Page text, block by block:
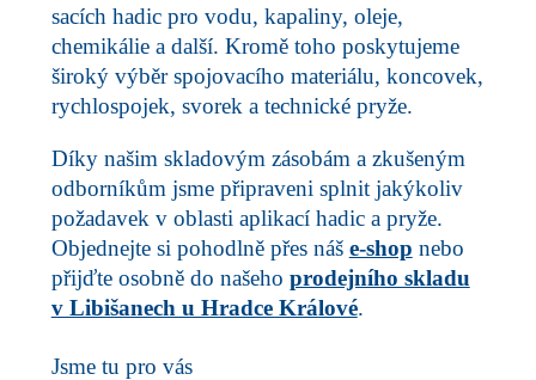
sacích hadic pro vodu, kapaliny, oleje,
chemikálie a další. Kromě toho poskytujeme
široký výběr spojovacího materiálu, koncovek,
rychlospojek, svorek a technické pryže.
Díky našim skladovým zásobám a zkušeným
odborníkům jsme připraveni splnit jakýkoliv
požadavek v oblasti aplikací hadic a pryže.
Objednejte si pohodlně přes náš e-shop nebo
přijďte osobně do našeho prodejního skladu
v Libišanech u Hradce Králové.
Jsme tu pro vás